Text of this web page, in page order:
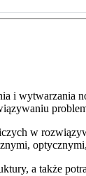
wytwarzania
w
a także